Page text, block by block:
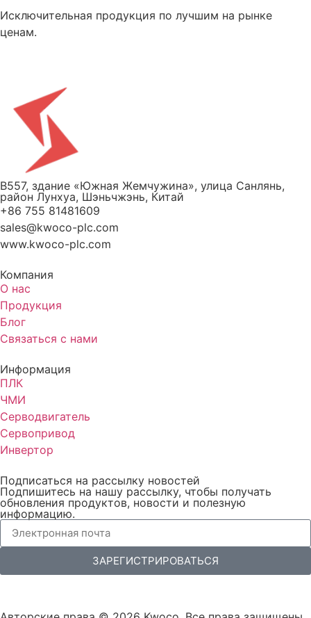
Исключительная продукция по лучшим на рынке
ценам.
B557, здание «Южная Жемчужина», улица Санлянь,
район Лунхуа, Шэньчжэнь, Китай
+86 755 81481609
sales@kwoco-plc.com
www.kwoco-plc.com
Компания
О нас
Продукция
Блог
Связаться с нами
Информация
ПЛК
ЧМИ
Серводвигатель
Сервопривод
Инвертор
Подписаться на рассылку новостей
Подпишитесь на нашу рассылку, чтобы получать
обновления продуктов, новости и полезную
информацию.
ЗАРЕГИСТРИРОВАТЬСЯ